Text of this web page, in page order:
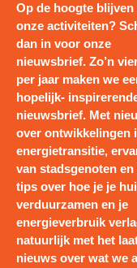
Op de hoogte blijven
onze activiteiten?
dan in voor onze
nieuwsbrief. Zo’n
per jaar maken we
hopelijk-
nieuwsbrief. Met
over ontwikkelingen
energietransitie,
van stadsgenoten en
tips over hoe je je
verduurzamen en je
energieverbruik
natuurlijk met het
nieuws over wat we